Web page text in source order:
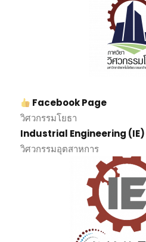
Facebook Page
วิศวกรรมโยธา
Industrial Engineering (IE)
วิศวกรรมอุตสาหการ